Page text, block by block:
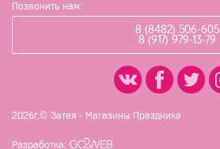
Позвонить нам:
8 (8482) 506-605
8 (917) 979-13-79
2026г.© Затея - Магазины Праздника
Разработка: